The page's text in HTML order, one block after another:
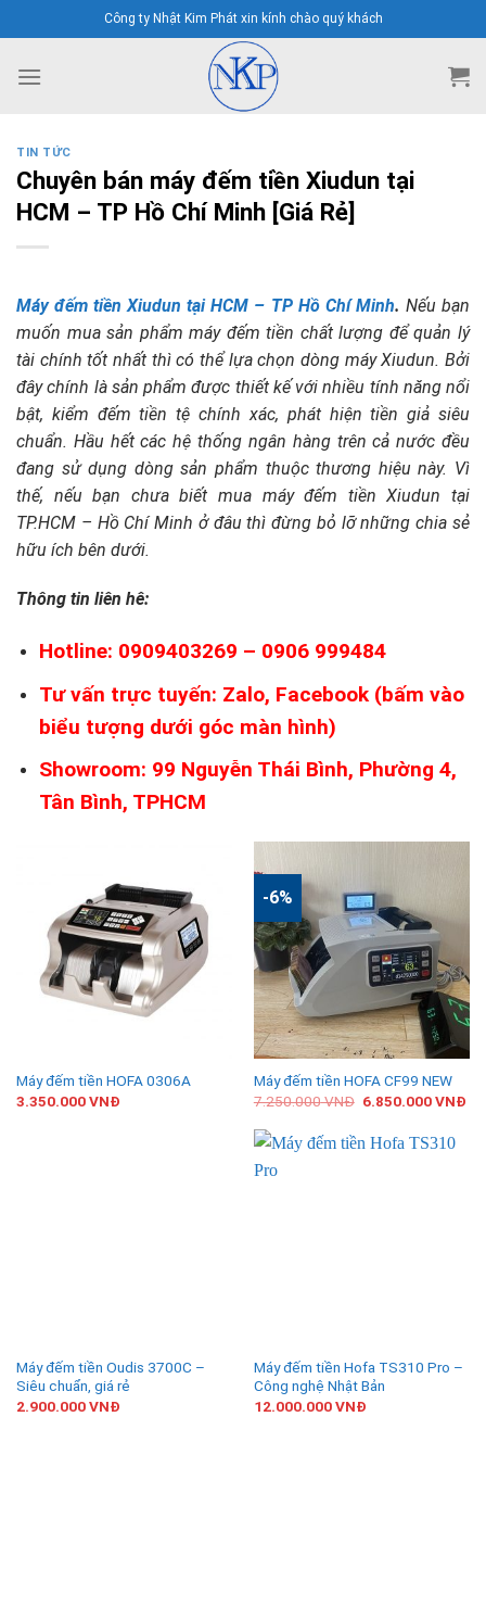
to
content
Công ty Nhật Kim Phát xin kính chào quý khách
TIN TỨC
Chuyên bán máy đếm tiền Xiudun tại
HCM – TP Hồ Chí Minh [Giá Rẻ]
Máy đếm tiền Xiudun tại HCM – TP Hồ Chí Minh. Nếu bạn
muốn mua sản phẩm máy đếm tiền chất lượng để quản lý
tài chính tốt nhất thì có thể lựa chọn dòng máy Xiudun. Bởi
đây chính là sản phẩm được thiết kế với nhiều tính năng nổi
bật, kiểm đếm tiền tệ chính xác, phát hiện tiền giả siêu
chuẩn. Hầu hết các hệ thống ngân hàng trên cả nước đều
đang sử dụng dòng sản phẩm thuộc thương hiệu này. Vì
thế, nếu bạn chưa biết mua máy đếm tiền Xiudun tại
TP.HCM – Hồ Chí Minh ở đâu thì đừng bỏ lỡ những chia sẻ
hữu ích bên dưới.
Thông tin liên hê:
Hotline: 0909403269 – 0906 999484
Tư vấn trực tuyến: Zalo, Facebook (bấm vào
biểu tượng dưới góc màn hình)
Showroom: 99 Nguyễn Thái Bình, Phường 4,
Tân Bình, TPHCM
Máy đếm tiền HOFA 0306A
3.350.000VNĐ
-6%
Máy đếm tiền HOFA CF99 NEW
7.250.000VNĐ 6.850.000VNĐ
Máy đếm tiền Oudis 3700C –
Siêu chuẩn, giá rẻ
2.900.000VNĐ
Máy đếm tiền Hofa TS310 Pro –
Công nghệ Nhật Bản
12.000.000VNĐ